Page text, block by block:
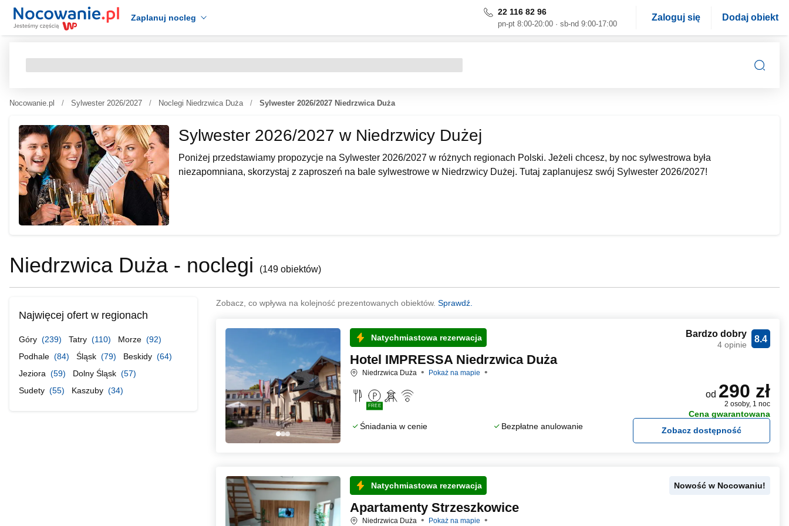
Zaplanuj nocleg
22 116 82 96
pn-pt 8:00-20:00 · sb-nd 9:00-17:00
Zaloguj się Dodaj obiekt
Nocowanie.pl Sylwester 2026/2027 Noclegi Niedrzwica Duża Sylwester 2026/2027 Niedrzwica Duża
Sylwester 2026/2027 w Niedrzwicy Dużej
Poniżej przedstawiamy propozycje na Sylwester 2026/2027 w różnych regionach Polski. Jeżeli chcesz, by noc sylwestrowa była
niezapomniana, skorzystaj z zaproszeń na bale sylwestrowe w Niedrzwicy Dużej. Tutaj zaplanujesz swój Sylwester 2026/2027!
Niedrzwica Duża - noclegi (149 obiektów)
Zobacz, co wpływa na kolejność prezentowanych obiektów. Sprawdź.
Natychmiastowa rezerwacja
Hotel IMPRESSA Niedrzwica Duża
Niedrzwica Duża Pokaż na mapie
FREE
Śniadania w cenie Bezpłatne anulowanie
8.4
Bardzo dobry
4 opinie
od 290 zł
2 osoby, 1 noc
Cena gwarantowana
Zobacz dostępność
Natychmiastowa rezerwacja
Apartamenty Strzeszkowice
Niedrzwica Duża Pokaż na mapie
Nowość w Nocowaniu!
Najwięcej ofert w regionach
Góry (239) Tatry (110) Morze (92)
Podhale (84) Śląsk (79) Beskidy (64)
Jeziora (59) Dolny Śląsk (57)
Sudety (55) Kaszuby (34)